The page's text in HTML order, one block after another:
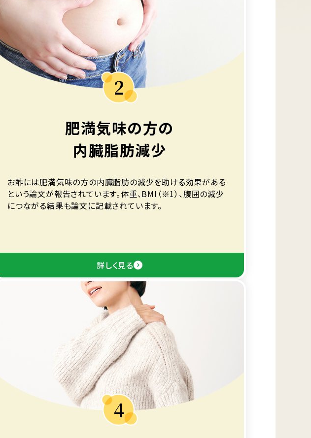
2
肥満気味の方の
内臓脂肪減少
お酢には肥満気味の方の内臓脂肪の減少を助ける効果がある
という論文が報告されています。体重、BMI（※1）、腹囲の減少
につながる結果も論文に記載されています。
詳しく見る
4